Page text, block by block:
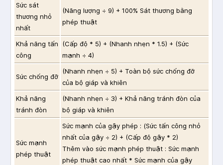
Sức sát
thương nhỏ
nhất
(Năng lượng ÷ 9) + 100% Sát thương bằng
phép thuật
Khả năng tấn
công
(Cấp độ * 5) + (Nhanh nhẹn * 1.5) + (Sức
mạnh ÷ 4)
Sức chống đỡ
(Nhanh nhẹn ÷ 5) + Toàn bộ sức chống đỡ
của bộ giáp và khiên
Khả năng
tránh đòn
(Nhanh nhẹn ÷ 3) + Khả năng tránh đòn của
bộ giáp và khiên
Sức mạnh
phép thuật
Sức mạnh của gậy phép : (Sức tấn công nhỏ
nhất của gậy ÷ 2) + (Cấp độ gậy * 2)
Thêm vào sức mạnh phép thuật : Sức mạnh
phép thuật cao nhất * Sức mạnh của gậy